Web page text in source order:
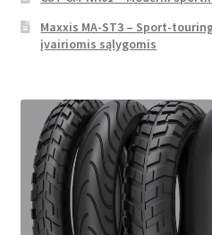
Maxxis MA-ST3 – Sport-
įvairiomis sąlygomis